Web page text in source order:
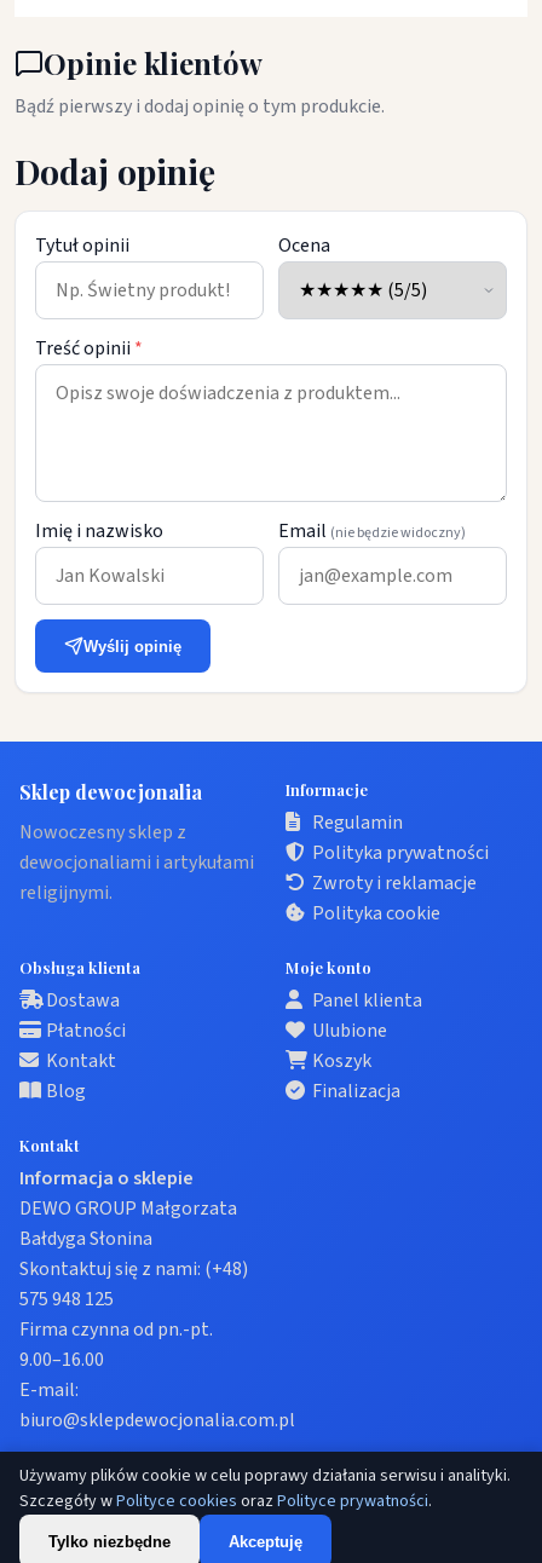
Opinie klientów
Bądź pierwszy i dodaj opinię o tym produkcie.
Dodaj opinię
Tytuł opinii Ocena
Treść opinii *
Imię i nazwisko Email (nie będzie widoczny)
Wyślij opinię
Sklep dewocjonalia
Nowoczesny sklep z
dewocjonaliami i artykułami
religijnymi.
Informacje
Regulamin
Polityka prywatności
Zwroty i reklamacje
Polityka cookie
Obsługa klienta
Dostawa
Płatności
Kontakt
Blog
Moje konto
Panel klienta
Ulubione
Koszyk
Finalizacja
Kontakt
Informacja o sklepie
DEWO GROUP Małgorzata
Bałdyga Słonina
Skontaktuj się z nami: (+48)
575 948 125
Firma czynna od pn.-pt.
9.00–16.00
E-mail:
biuro@sklepdewocjonalia.com.pl
© 2026 Sklep dewocjonalia. Wszelkie prawa zastrzeżone.
Prywatność
Regulamin Ustawienia cookies
Używamy plików cookie w celu poprawy działania serwisu i analityki.
Szczegóły wPolityce cookies orazPolityce prywatności.
Tylko niezbędne Akceptuję